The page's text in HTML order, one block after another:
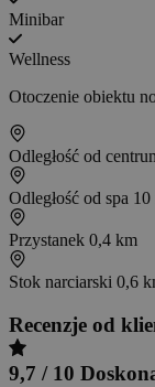
Minibar
Wellness
Otoczenie obiektu
Odległość od
Odległość od spa 10
Przystanek 0,4 km
Stok narciarski 0,6
Recenzje od
9,7 / 10